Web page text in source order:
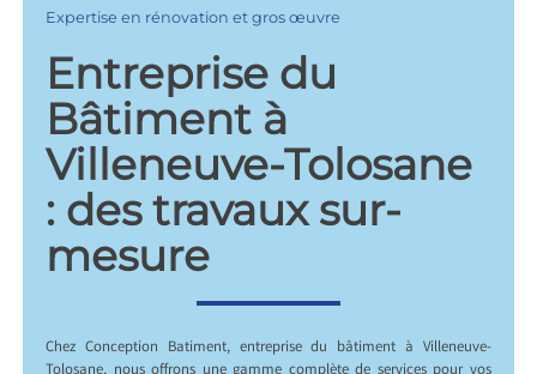
Expertise en rénovation et gros œuvre
Entreprise du
Bâtiment à
Villeneuve-Tolosane
: des travaux sur-
mesure
Chez Conception Batiment, entreprise du bâtiment à Villeneuve-